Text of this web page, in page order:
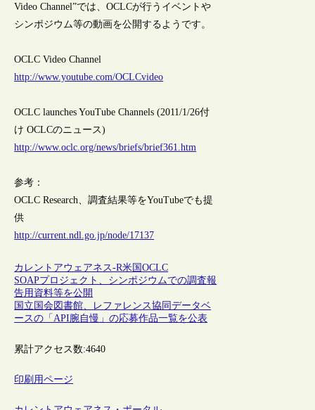
Video Channel”では、OCLCが行うイベントや
シンポジウム等の動画を公開するようです。
OCLC Video Channel
http://www.youtube.com/OCLCvideo
OCLC launches YouTube Channels (2011/1/26付
け OCLCのニュース)
http://www.oclc.org/news/briefs/brief361.htm
参考：
OCLC Research、調査結果等をYouTubeでも提
供
http://current.ndl.go.jp/node/17137
カレントアウェアネス-R米国OCLC
SOAPプロジェクト、シンポジウムでの調査報
告用資料等を公開
国立国会図書館、レファレンス協同データベ
ースの「API腕自慢」の応募作品一覧を公表
累計アクセス数:4640
印刷用ページ